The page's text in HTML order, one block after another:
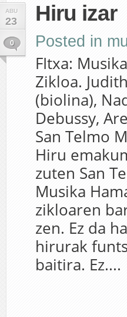
ABU
23
0
Hiru izar
Posted in
FItxa:
Zikloa.
(biolina),
Debussy,
San Telmo
Hiru
zuten San
Musika
zikloaren
zen. Ez da
hirurak
baitira. Ez....